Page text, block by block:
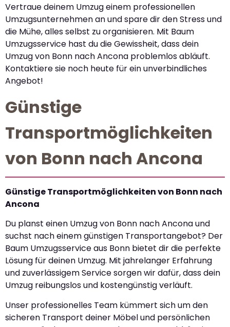
Vertraue deinem Umzug einem professionellen
Umzugsunternehmen an und spare dir den Stress und
die Mühe, alles selbst zu organisieren. Mit Baum
Umzugsservice hast du die Gewissheit, dass dein
Umzug von Bonn nach Ancona problemlos abläuft.
Kontaktiere sie noch heute für ein unverbindliches
Angebot!
Günstige
Transportmöglichkeiten
von Bonn nach Ancona
Günstige Transportmöglichkeiten von Bonn nach
Ancona
Du planst einen Umzug von Bonn nach Ancona und
suchst nach einem günstigen Transportangebot? Der
Baum Umzugsservice aus Bonn bietet dir die perfekte
Lösung für deinen Umzug. Mit jahrelanger Erfahrung
und zuverlässigem Service sorgen wir dafür, dass dein
Umzug reibungslos und kostengünstig verläuft.
Unser professionelles Team kümmert sich um den
sicheren Transport deiner Möbel und persönlichen